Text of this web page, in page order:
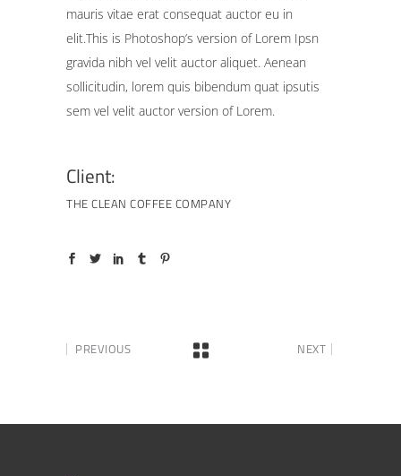
mauris vitae erat consequat auctor eu in
elit.This is Photoshop’s version of Lorem Ipsn
gravida nibh vel velit auctor aliquet. Aenean
sollicitudin, lorem quis bibendum quat ipsutis
sem vel velit auctor version of Lorem.
Client:
THE CLEAN COFFEE COMPANY
PREVIOUS NEXT